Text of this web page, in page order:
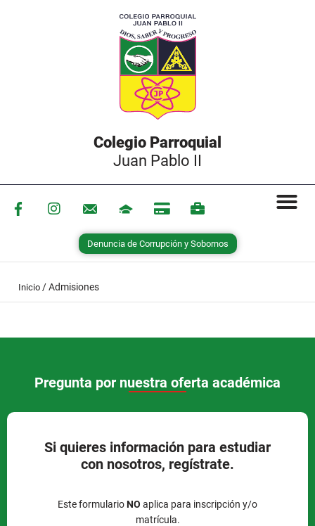
Colegio Parroquial
Juan Pablo II
Denuncia de Corrupción y Sobornos
Inicio /Admisiones
Pregunta por nuestra oferta académica​
Si quieres información para estudiar
con nosotros, regístrate.
Este formularioNO aplica para inscripción y/o
matrícula.